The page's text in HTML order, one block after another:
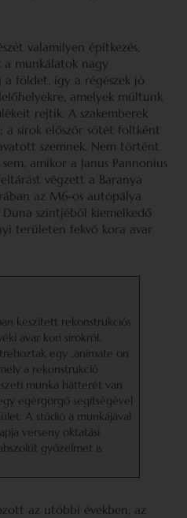
valamilyen építkezés,
a munkálatok nagy
a földet, így a régészek jó
amelyek múltunk
rejtik. A szakemberek
sírok először sötét foltként
szemnek. Nem történt
amikor a Janus Pannonius
végzett a Baranya
az M6-os autópálya
szintjéből kiemelkedő
területen fekvő kora avar
készített rekonstrukciós
avar kori sírokról.
egy „animate on
a rekonstrukció
munka hátterét van
egérgörgő segítségével
A stúdió a munkájával
verseny oktatási
győzelmet is
az utóbbi években, az